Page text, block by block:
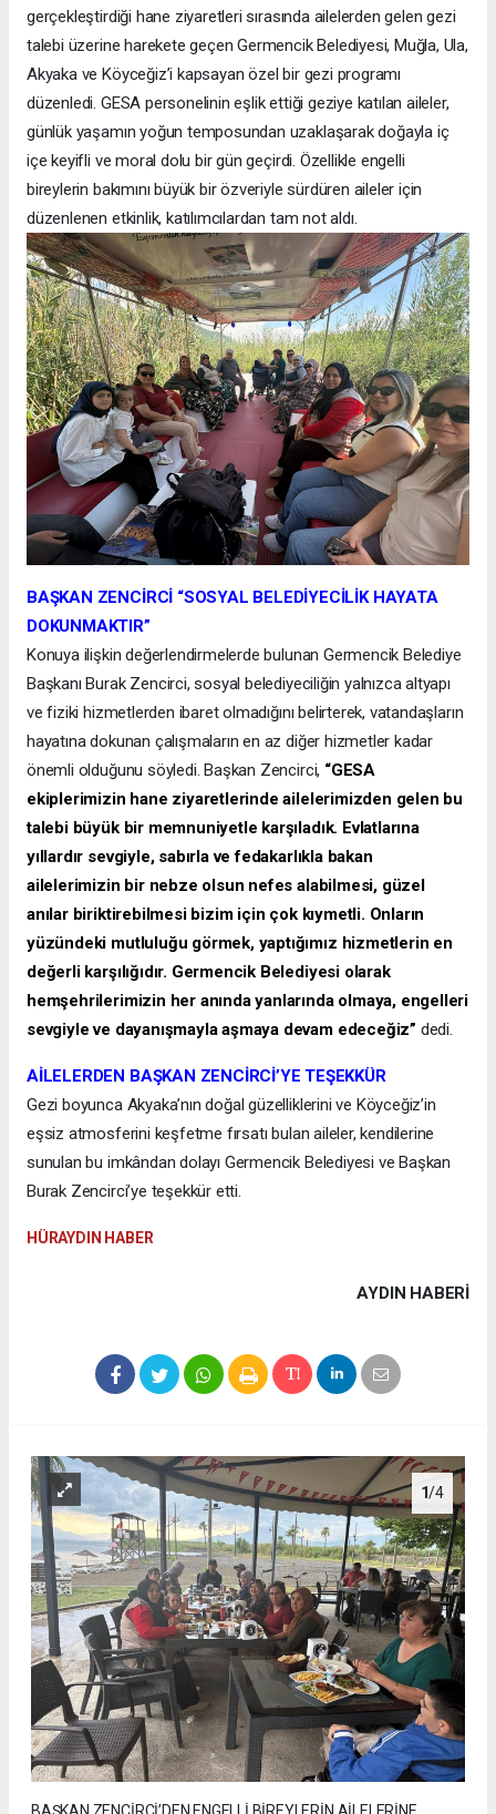
gerçekleştirdiği hane ziyaretleri sırasında ailelerden gelen gezi
talebi üzerine harekete geçen Germencik Belediyesi, Muğla, Ula,
Akyaka ve Köyceğiz’i kapsayan özel bir gezi programı
düzenledi. GESA personelinin eşlik ettiği geziye katılan aileler,
günlük yaşamın yoğun temposundan uzaklaşarak doğayla iç
içe keyifli ve moral dolu bir gün geçirdi. Özellikle engelli
bireylerin bakımını büyük bir özveriyle sürdüren aileler için
düzenlenen etkinlik, katılımcılardan tam not aldı.
BAŞKAN ZENCİRCİ “SOSYAL BELEDİYECİLİK HAYATA
DOKUNMAKTIR”
Konuya ilişkin değerlendirmelerde bulunan Germencik Belediye
Başkanı Burak Zencirci, sosyal belediyeciliğin yalnızca altyapı
ve fiziki hizmetlerden ibaret olmadığını belirterek, vatandaşların
hayatına dokunan çalışmaların en az diğer hizmetler kadar
önemli olduğunu söyledi. Başkan Zencirci, “GESA
ekiplerimizin hane ziyaretlerinde ailelerimizden gelen bu
talebi büyük bir memnuniyetle karşıladık. Evlatlarına
yıllardır sevgiyle, sabırla ve fedakarlıkla bakan
ailelerimizin bir nebze olsun nefes alabilmesi, güzel
anılar biriktirebilmesi bizim için çok kıymetli. Onların
yüzündeki mutluluğu görmek, yaptığımız hizmetlerin en
değerli karşılığıdır. Germencik Belediyesi olarak
hemşehrilerimizin her anında yanlarında olmaya, engelleri
sevgiyle ve dayanışmayla aşmaya devam edeceğiz” dedi.
AİLELERDEN BAŞKAN ZENCİRCİ’YE TEŞEKKÜR
Gezi boyunca Akyaka’nın doğal güzelliklerini ve Köyceğiz’in
eşsiz atmosferini keşfetme fırsatı bulan aileler, kendilerine
sunulan bu imkândan dolayı Germencik Belediyesi ve Başkan
Burak Zencirci’ye teşekkür etti.
HÜRAYDIN HABER
AYDIN HABERİ
1/4